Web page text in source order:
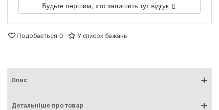
Будьте першим, хто залишить тут відгук
Подобається 0 У список бажань
Опис
Детальніше про товар